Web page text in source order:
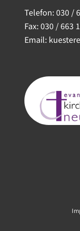
Telefon:030 /
Fax: 030 / 663
Email: